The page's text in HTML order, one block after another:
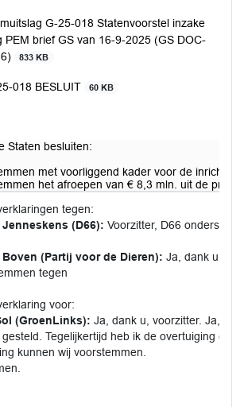
G-25-018 Statenvoorstel inzake
PEM brief GS van 16-9-2025 (GS DOC-
833 KB
018 BESLUIT 60 KB
Staten besluiten:
met voorliggend kader voor de
het afroepen van € 8,3 mln. uit de
tegen:
Jenneskens (D66): Voorzitter, D66
Boven (Partij voor de Dieren): Ja, dank u,
tegen
voor:
(GroenLinks): Ja, dank u, voorzitter. Ja,
Tegelijkertijd heb ik de overtuiging en
kunnen wij voorstemmen.